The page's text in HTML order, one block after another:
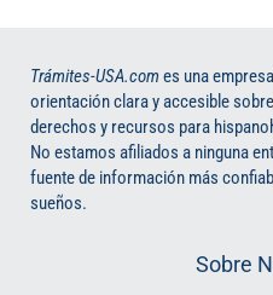
Trámites-USA.comes una
orientación clara y accesible
derechos y recursos para
No estamos afiliados a ninguna
fuente de información más
sueños.
Sobre